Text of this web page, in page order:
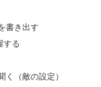
書き出す
する
く（敵の設定）